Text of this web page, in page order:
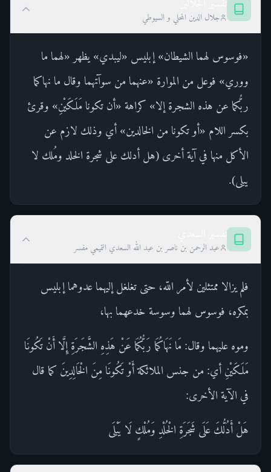
جلال الدين المحلي و السيوطي
«فوسوس لهما الشيطان» إبليس «ليبدي» يظهر «لهما ما
ووري» فوعل من الموارة «عنهما من سوآتهما وقال ما نهاكما
ربُّكما عن هذه الشجرة إلا» كراهة «أن تكونا مَلَكَيْنِ» وقرئ
بكسر اللام «أو تكونا من الخالدين» أي وذلك لازم عن
الأكل منها في آية أخرى (هل أدلك على شجرة الخلد ومُلك لا
يبلى).
عبد الرحمن بن ناصر بن عبد الله السعدي التميمي مفسر
فلم يزالا ممتثلين لأمر اللّه، حتى تغلغل إليهما عدوهما إبليس
بمكره، فوسوس لهما وسوسة خدعهما بها،
وموه عليهما وقال: مَا نَهَاكُمَا رَبُّكُمَا عَنْ هَذِهِ الشَّجَرَةِ إِلَّا أَنْ تَكُونَا
مَلَكَيْنِ أي: من جنس الملائكة أَوْ تَكُونَا مِنَ الْخَالِدِينَ كما قال
في الآية الأخرى:
هَلْ أَدُلُّكَ عَلَى شَجَرَةِ الْخُلْدِ وَمُلْكٍ لَا يَبْلَى